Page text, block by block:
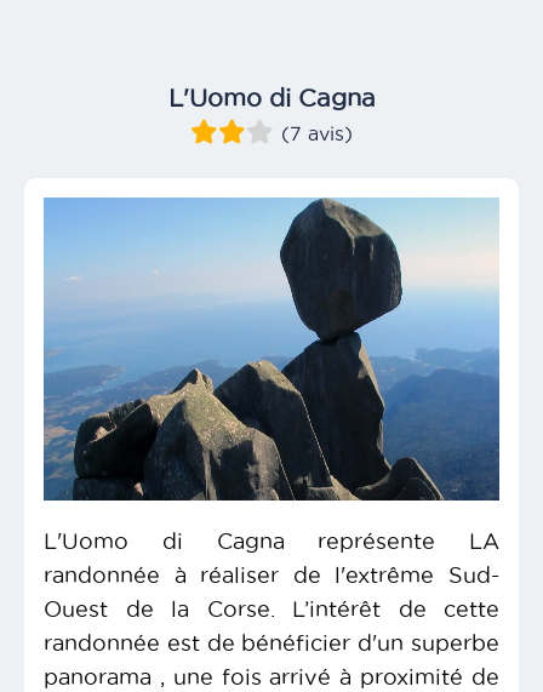
L'Uomo di Cagna
(7 avis)
L'Uomo di Cagna représente LA
randonnée à réaliser de l'extrême Sud-
Ouest de la Corse. L’intérêt de cette
randonnée est de bénéficier d'un superbe
panorama , une fois arrivé à proximité de